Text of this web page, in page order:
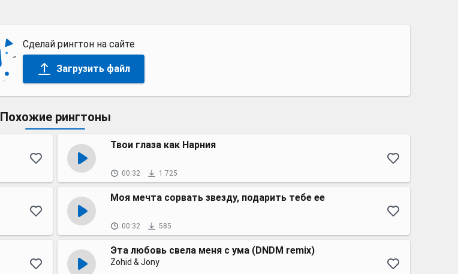
Сделай рингтон на сайте
Загрузить файл
Похожие рингтоны
Твои глаза как Нарния
00:32 1 725
Моя мечта сорвать звезду, подарить тебе ее
00:32 585
Эта любовь свела меня с ума (DNDM remix)
Zohid & Jony